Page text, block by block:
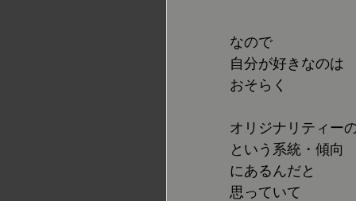
なので
自分が好きなのは
おそらく
オリジナリティー
という系統・傾向
にあるんだと
思っていて